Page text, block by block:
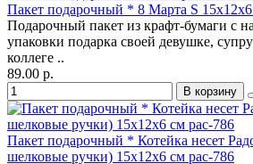
Пакет подарочный * 8 Марта S 15х12х6
Подарочный пакет из крафт-бумаги с
упаковки подарка своей девушке,
коллеге ..
89.00 р.
В корзину
Пакет подарочный * Котейка несет
шелковые ручки) 15х12х6 см pac-786